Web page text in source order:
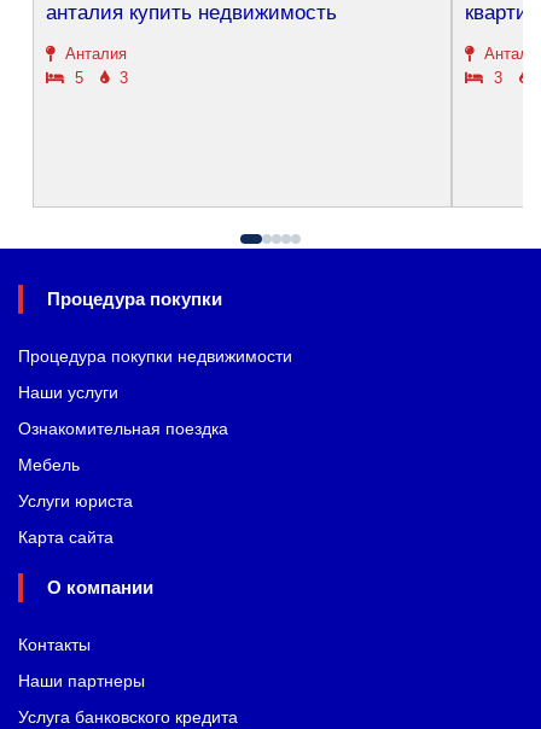
анталия купить недвижимость
Анталия
5
3
3
Процедура покупки
Процедура покупки недвижимости
Наши услуги
Ознакомительная поездка
Мебель
Услуги юриста
Карта сайта
О компании
Контакты
Наши партнеры
Услуга банковского кредита